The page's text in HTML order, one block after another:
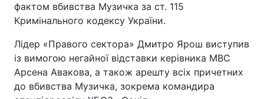
фактом вбивства Музичка за ст. 115
Кримінального кодексу України.
Лідер «Правого сектора» Дмитро Ярош виступив
із вимогою негайної відставки керівника МВС
Арсена Авакова, а також арешту всіх причетних
до вбивства Музичка, зокрема командира